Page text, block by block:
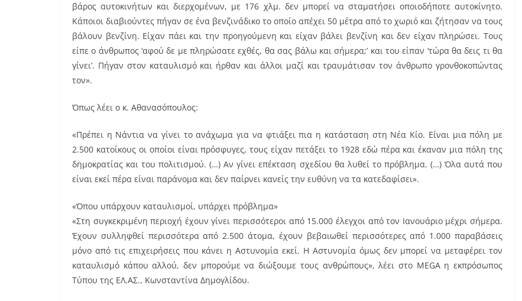
βάρος αυτοκινήτων και διερχομένων, με 176 χλμ. δεν μπορεί να σταματήσει οποιοδήποτε αυτοκίνητο.
Κάποιοι διαβιούντες πήγαν σε ένα βενζινάδικο το οποίο απέχει 50 μέτρα από το χωριό και ζήτησαν να τους
βάλουν βενζίνη. Είχαν πάει και την προηγούμενη και είχαν βάλει βενζίνη και δεν είχαν πληρώσει. Τους
είπε ο άνθρωπος ‘αφού δε με πληρώσατε εχθές, θα σας βάλω και σήμερα;’ και του είπαν ‘τώρα θα δεις τι θα
γίνει’. Πήγαν στον καταυλισμό και ήρθαν και άλλοι μαζί και τραυμάτισαν τον άνθρωπο γρονθοκοπώντας
τον».
Όπως λέει ο κ. Αθανασόπουλος:
«Πρέπει η Νάντια να γίνει το ανάχωμα για να φτιάξει πια η κατάσταση στη Νέα Κίο. Είναι μια πόλη με
2.500 κατοίκους οι οποίοι είναι πρόσφυγες, τους είχαν πετάξει το 1928 εδώ πέρα και έκαναν μια πόλη της
δημοκρατίας και του πολιτισμού. (…) Αν γίνει επέκταση σχεδίου θα λυθεί το πρόβλημα. (…) Όλα αυτά που
είναι εκεί πέρα είναι παράνομα και δεν παίρνει κανείς την ευθύνη να τα κατεδαφίσει».
«Όπου υπάρχουν καταυλισμοί, υπάρχει πρόβλημα»
«Στη συγκεκριμένη περιοχή έχουν γίνει περισσότεροι από 15.000 έλεγχοι από τον Ιανουάριο μέχρι σήμερα.
Έχουν συλληφθεί περισσότερα από 2.500 άτομα, έχουν βεβαιωθεί περισσότερες από 1.000 παραβάσεις
μόνο από τις επιχειρήσεις που κάνει η Αστυνομία εκεί. Η Αστυνομία όμως δεν μπορεί να μεταφέρει τον
καταυλισμό κάπου αλλού, δεν μπορούμε να διώξουμε τους ανθρώπους», λέει στο MEGA η εκπρόσωπος
Τύπου της ΕΛ.ΑΣ., Κωνσταντίνα Δημογλίδου.